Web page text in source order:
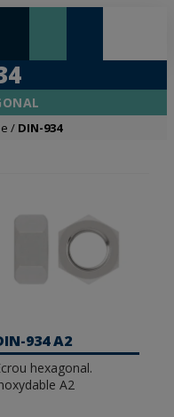
/ DIN-934
934 A2
hexagonal.
A2